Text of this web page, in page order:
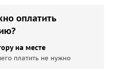
оплатить
на месте
платить не нужно